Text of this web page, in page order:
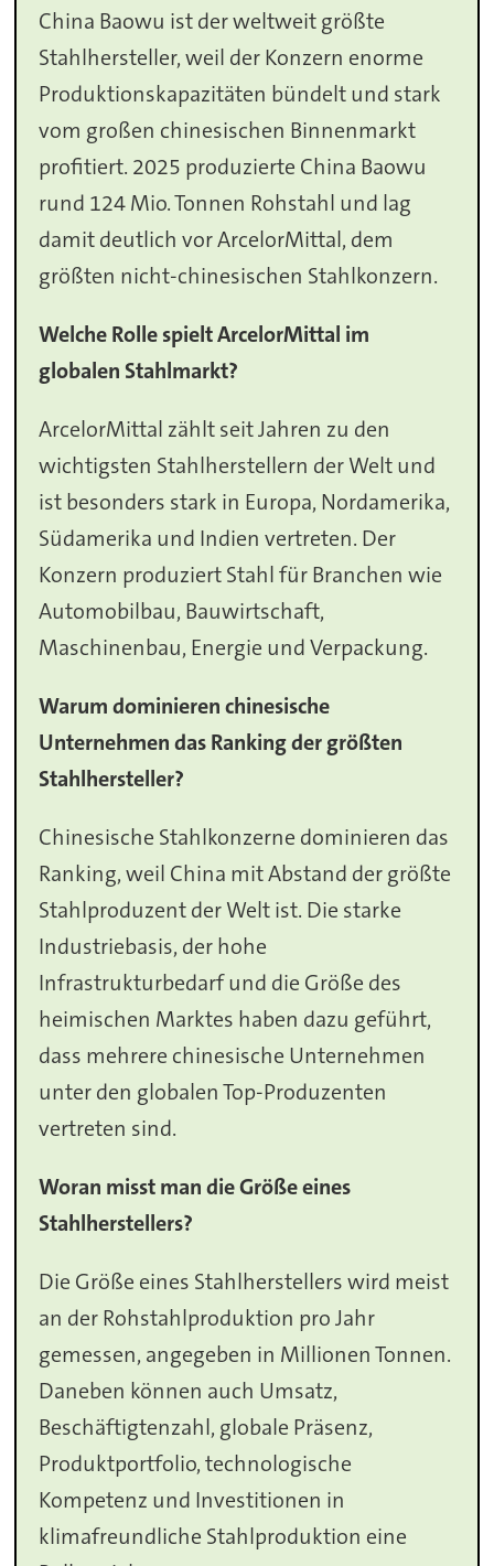
China Baowu ist der weltweit größte
Stahlhersteller, weil der Konzern enorme
Produktionskapazitäten bündelt und stark
vom großen chinesischen Binnenmarkt
profitiert. 2025 produzierte China Baowu
rund 124 Mio. Tonnen Rohstahl und lag
damit deutlich vor ArcelorMittal, dem
größten nicht-chinesischen Stahlkonzern.
Welche Rolle spielt ArcelorMittal im
globalen Stahlmarkt?
ArcelorMittal zählt seit Jahren zu den
wichtigsten Stahlherstellern der Welt und
ist besonders stark in Europa, Nordamerika,
Südamerika und Indien vertreten. Der
Konzern produziert Stahl für Branchen wie
Automobilbau, Bauwirtschaft,
Maschinenbau, Energie und Verpackung.
Warum dominieren chinesische
Unternehmen das Ranking der größten
Stahlhersteller?
Chinesische Stahlkonzerne dominieren das
Ranking, weil China mit Abstand der größte
Stahlproduzent der Welt ist. Die starke
Industriebasis, der hohe
Infrastrukturbedarf und die Größe des
heimischen Marktes haben dazu geführt,
dass mehrere chinesische Unternehmen
unter den globalen Top-Produzenten
vertreten sind.
Woran misst man die Größe eines
Stahlherstellers?
Die Größe eines Stahlherstellers wird meist
an der Rohstahlproduktion pro Jahr
gemessen, angegeben in Millionen Tonnen.
Daneben können auch Umsatz,
Beschäftigtenzahl, globale Präsenz,
Produktportfolio, technologische
Kompetenz und Investitionen in
klimafreundliche Stahlproduktion eine